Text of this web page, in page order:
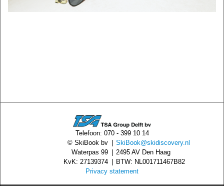
Telefoon: 070 - 399 10 14
© SkiBook bv
SkiBook@skidiscovery.nl
Waterpas 99
2495 AV Den Haag
KvK: 27139374
BTW: NL001711467B82
Privacy statement